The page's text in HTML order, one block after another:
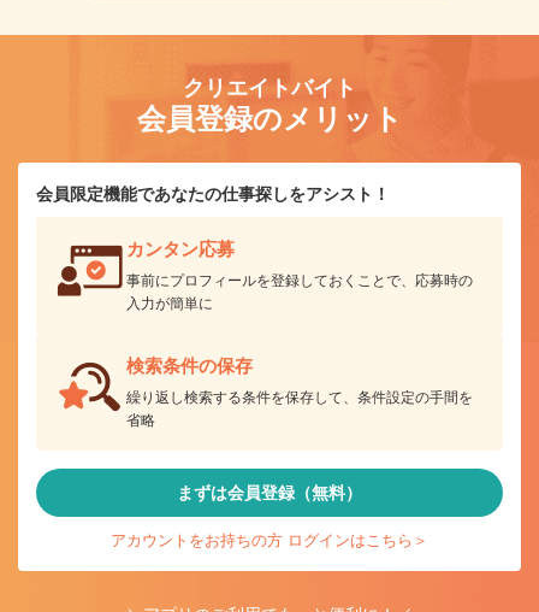
クリエイトバイト
会員登録のメリット
会員限定機能であなたの仕事探しをアシスト！
カンタン応募
事前にプロフィールを登録しておくことで、応募時の
入力が簡単に
検索条件の保存
繰り返し検索する条件を保存して、条件設定の手間を
省略
まずは会員登録（無料）
アカウントをお持ちの方 ログインはこちら＞